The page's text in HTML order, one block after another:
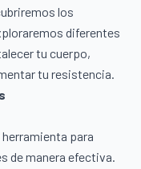
los
diferentes
tu cuerpo,
tu resistencia.
para
de manera efectiva.